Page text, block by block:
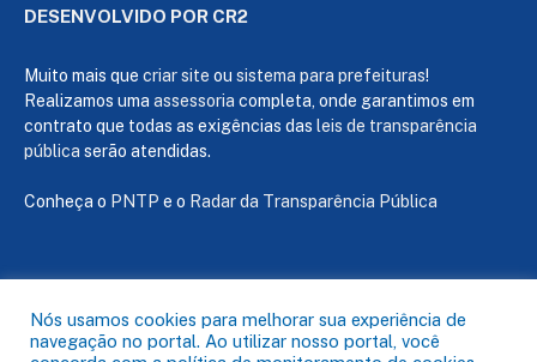
DESENVOLVIDO POR CR2
Muito mais que criar site ou sistema para prefeituras!
Realizamos uma assessoria completa, onde garantimos em
contrato que todas as exigências das leis de transparência
pública serão atendidas.
Conheça o PNTP e o Radar da Transparência Pública
Todos os direitos reservados a Câmara de Capanema
Nós usamos cookies para melhorar sua experiência de
navegação no portal. Ao utilizar nosso portal, você